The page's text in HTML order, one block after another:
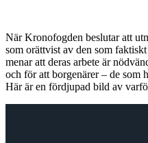
När Kronofogden beslutar att
som orättvist av den som
menar att deras arbete är
och för att borgenärer – de som
Här är en fördjupad bild av